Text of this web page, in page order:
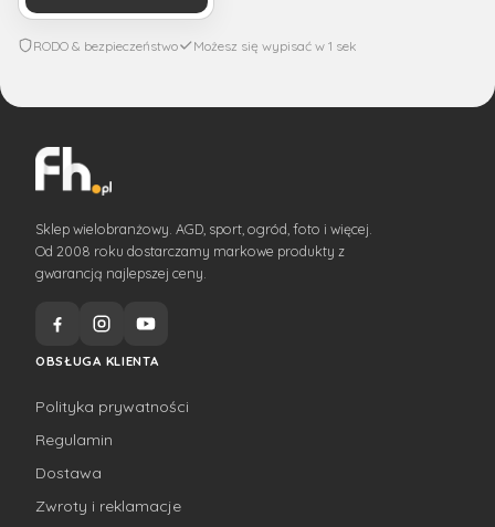
RODO & bezpieczeństwo Możesz się wypisać w 1 sek
Sklep wielobranżowy. AGD, sport, ogród, foto i więcej.
Od 2008 roku dostarczamy markowe produkty z
gwarancją najlepszej ceny.
OBSŁUGA KLIENTA
Polityka prywatności
Regulamin
Dostawa
Zwroty i reklamacje